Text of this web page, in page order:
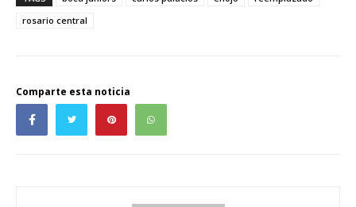
rosario central
Comparte esta noticia